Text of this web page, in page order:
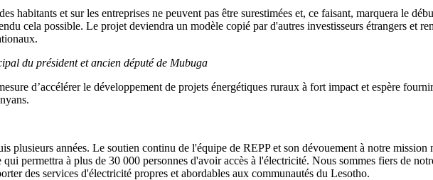
habitants et sur les entreprises ne peuvent pas être surestimées et, ce faisant, marquera le
cela possible. Le projet deviendra un modèle copié par d'autres investisseurs étrangers et
du président et ancien député de Mubuga
d’accélérer le développement de projets énergétiques ruraux à fort impact et espère
plusieurs années. Le soutien continu de l'équipe de REPP et son dévouement à notre
permettra à plus de 30 000 personnes d'avoir accès à l'électricité. Nous sommes fiers de
des services d'électricité propres et abordables aux communautés du Lesotho.